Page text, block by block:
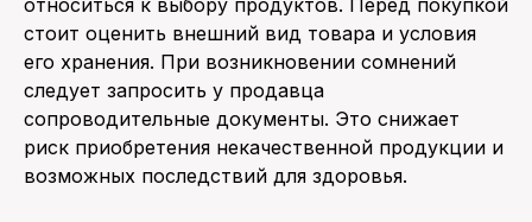
относиться к выбору продуктов. Перед покупкой
стоит оценить внешний вид товара и условия
его хранения. При возникновении сомнений
следует запросить у продавца
сопроводительные документы. Это снижает
риск приобретения некачественной продукции и
возможных последствий для здоровья.